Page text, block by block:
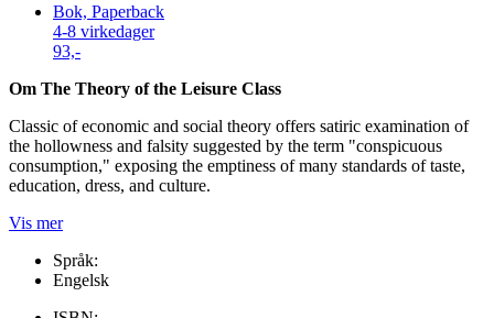
Bok, Paperback
4-8 virkedager
93,-
Om The Theory of the Leisure Class
Classic of economic and social theory offers satiric examination of
the hollowness and falsity suggested by the term "conspicuous
consumption," exposing the emptiness of many standards of taste,
education, dress, and culture.
Vis mer
Språk:
Engelsk